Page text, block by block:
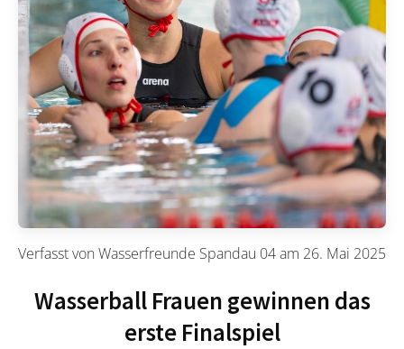
Verfasst von Wasserfreunde Spandau 04am 26. Mai 2025
Wasserball Frauen gewinnen das
erste Finalspiel